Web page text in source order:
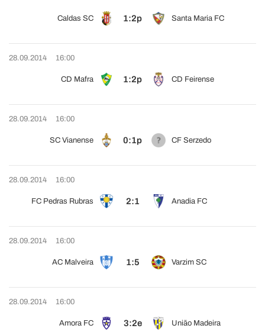
Caldas SC 1:2p Santa Maria FC
28.09.2014 16:00
CD Mafra 1:2p CD Feirense
28.09.2014 16:00
SC Vianense 0:1p CF Serzedo
28.09.2014 16:00
FC Pedras Rubras 2:1 Anadia FC
28.09.2014 16:00
AC Malveira 1:5 Varzim SC
28.09.2014 16:00
Amora FC 3:2e União Madeira